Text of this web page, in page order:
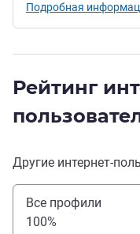
Подробная
Рейтинг
Другие интернет-
Все профили
100%